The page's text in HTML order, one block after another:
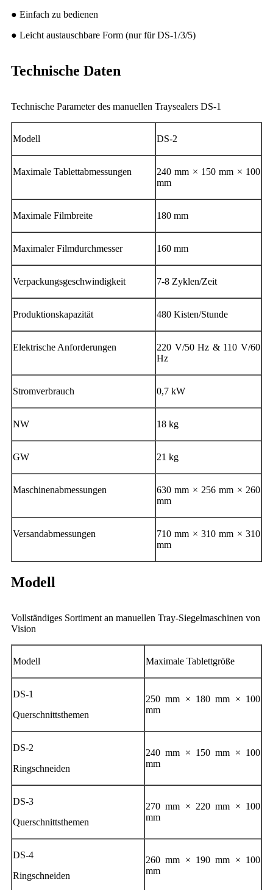
● Einfach zu bedienen
● Leicht austauschbare Form (nur für DS-1/3/5)
Technische Daten
Technische Parameter des manuellen Traysealers DS-1
Modell DS-2
Maximale Tablettabmessungen
240 mm × 150 mm × 100
mm
Maximale Filmbreite 180 mm
Maximaler Filmdurchmesser 160 mm
Verpackungsgeschwindigkeit 7-8 Zyklen/Zeit
Produktionskapazität 480 Kisten/Stunde
Elektrische Anforderungen
220 V/50 Hz & 110 V/60
Hz
Stromverbrauch 0,7 kW
NW 18 kg
GW 21 kg
Maschinenabmessungen
630 mm × 256 mm × 260
mm
Versandabmessungen
710 mm × 310 mm × 310
mm
Modell
Vollständiges Sortiment an manuellen Tray-Siegelmaschinen von
Vision
Modell Maximale Tablettgröße
DS-1
Querschnittsthemen
250 mm × 180 mm × 100
mm
DS-2
Ringschneiden
240 mm × 150 mm × 100
mm
DS-3
Querschnittsthemen
270 mm × 220 mm × 100
mm
DS-4
Ringschneiden
260 mm × 190 mm × 100
mm